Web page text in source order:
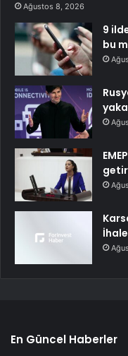
Ağustos 8, 2026
9
bu
En Güncel Haberler